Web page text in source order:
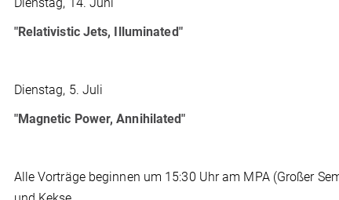
Dienstag, 14. Juni
"Relativistic Jets, Illuminated"
Dienstag, 5. Juli
"Magnetic Power, Annihilated"
Alle Vorträge beginnen um 15:30 Uhr am MPA (Großer